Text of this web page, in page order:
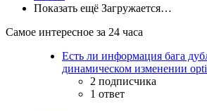
Показать ещё Загружается…
Самое интересное за 24 часа
Есть ли информация бага
динамическом изменении
2 подписчика
1 ответ